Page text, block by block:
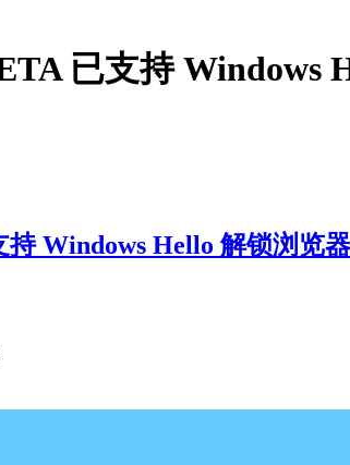
已支持 Windows
Windows Hello 解锁浏览